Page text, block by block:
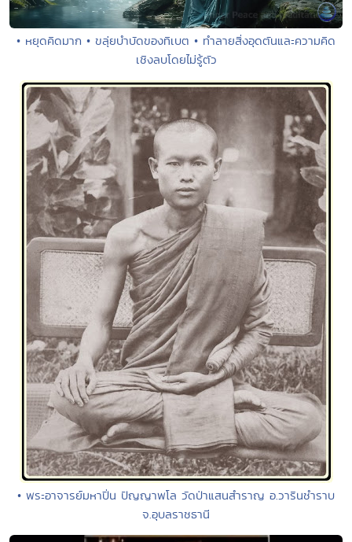
• หยุดคิดมาก • ขลุ่ยบำบัดของทิเบต • ทำลายสิ่งอุดตันและความคิด
เชิงลบโดยไม่รู้ตัว
• พระอาจารย์มหาปิ่น ปัญญาพโล วัดป่าแสนสำราญ อ.วารินชำราบ
จ.อุบลราชธานี